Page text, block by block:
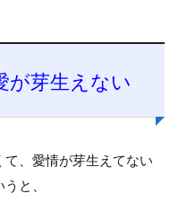
が芽生えない
、愛情が芽生えてない
と、